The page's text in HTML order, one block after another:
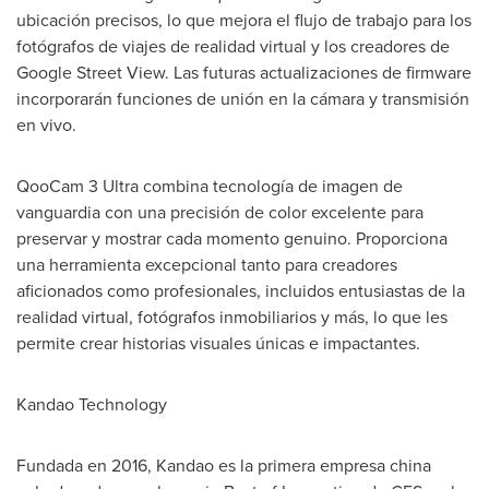
ubicación precisos, lo que mejora el flujo de trabajo para los
fotógrafos de viajes de realidad virtual y los creadores de
Google Street View. Las futuras actualizaciones de firmware
incorporarán funciones de unión en la cámara y transmisión
en vivo.
QooCam 3 Ultra combina tecnología de imagen de
vanguardia con una precisión de color excelente para
preservar y mostrar cada momento genuino. Proporciona
una herramienta excepcional tanto para creadores
aficionados como profesionales, incluidos entusiastas de la
realidad virtual, fotógrafos inmobiliarios y más, lo que les
permite crear historias visuales únicas e impactantes.
Kandao Technology
Fundada en 2016, Kandao es la primera empresa china